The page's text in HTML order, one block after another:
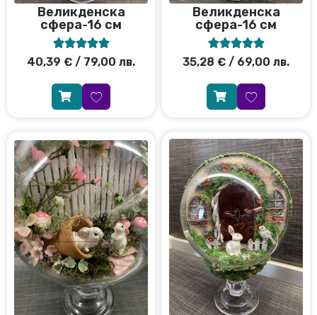
Великденска
сфера-16 см

40,39 € / 79,00 лв.
Великденска
сфера-16 см

35,28 € / 69,00 лв.